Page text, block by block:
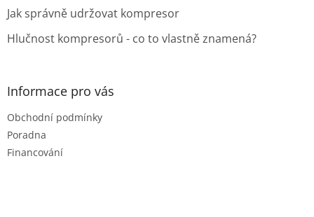
Jak správně udržovat kompresor
Hlučnost kompresorů - co to vlastně znamená?
Informace pro vás
Obchodní podmínky
Poradna
Financování